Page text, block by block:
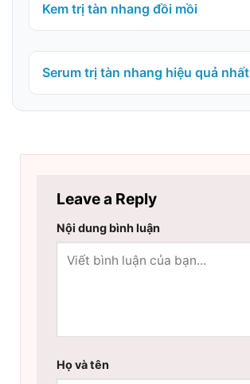
Kem trị tàn nhang đồi mồi
Serum trị tàn nhang hiệu quả nhất
Leave a Reply
Nội dung bình luận
Họ và tên